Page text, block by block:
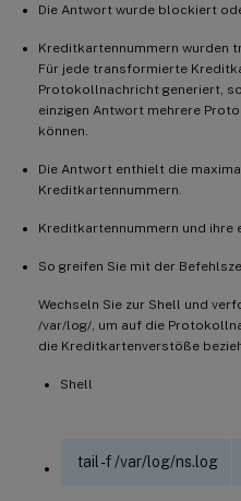
Die Antwort wurde blockiert
Kreditkartennummern wurden
Für jede transformierte
Protokollnachricht generiert,
einzigen Antwort mehrere
können.
Die Antwort enthielt die
Kreditkartennummern.
Kreditkartennummern und ihre
So greifen Sie mit der
Wechseln Sie zur Shell und
/var/log/, um auf die
die Kreditkartenverstöße
Shell
tail -f /var/log/ns.log